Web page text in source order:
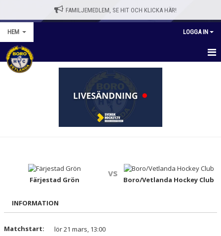
FAMILJEMEDLEM, SE HIT OCH KLICKA HÄR!
HEM LOGGA IN
HEM
KALENDER
OM KLUBBEN
Färjestad Grön
vs
Boro/Vetlanda Hockey Club
INFORMATION
Matchstart:
lör 21 mars, 13:00